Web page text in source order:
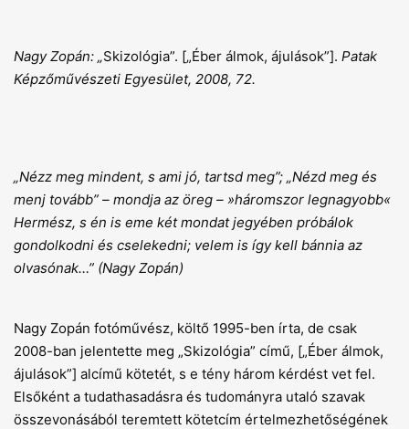
Nagy Zopán: „Skizológia”. [„Éber álmok, ájulások”]. Patak
Képzőművészeti Egyesület, 2008, 72.
„Nézz meg mindent, s ami jó, tartsd meg”; „Nézd meg és
menj tovább” – mondja az öreg – »háromszor legnagyobb«
Hermész, s én is eme két mondat jegyében próbálok
gondolkodni és cselekedni; velem is így kell bánnia az
olvasónak…” (Nagy Zopán)
Nagy Zopán fotóművész, költő 1995-ben írta, de csak
2008-ban jelentette meg „Skizológia” című, [„Éber álmok,
ájulások”] alcímű kötetét, s e tény három kérdést vet fel.
Elsőként a tudathasadásra és tudományra utaló szavak
összevonásából teremtett kötetcím értelmezhetőségének